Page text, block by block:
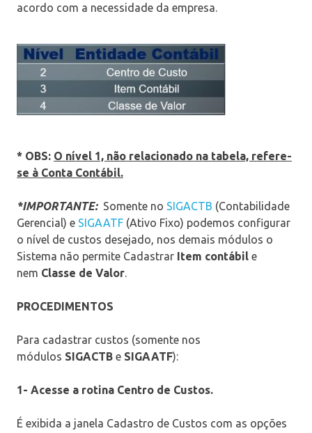
acordo com a necessidade da empresa.
* OBS: O nível 1, não relacionado na tabela, refere-
se à Conta Contábil.
*IMPORTANTE:Somente no SIGACTB (Contabilidade
Gerencial) e SIGAATF (Ativo Fixo) podemos configurar
o nível de custos desejado, nos demais módulos o
Sistema não permite Cadastrar Item contábil e
nem Classe de Valor.
PROCEDIMENTOS
Para cadastrar custos (somente nos
módulos SIGACTB e SIGAATF):
1- Acesse a rotina Centro de Custos.
É exibida a janela Cadastro de Custos com as opções